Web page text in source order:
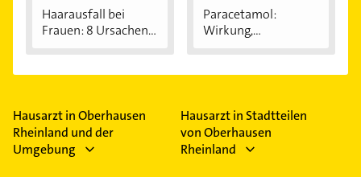
Haarausfall bei
Frauen: 8 Ursachen...
Paracetamol:
Wirkung,
Hausarzt in Oberhausen
Rheinland und der
Umgebung
Hausarzt in Stadtteilen
von Oberhausen
Rheinland